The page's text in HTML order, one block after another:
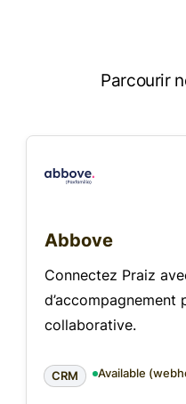
Parcourir
Abbove
Connectez Praiz
d’accompagnement
collaborative.
CRM Available